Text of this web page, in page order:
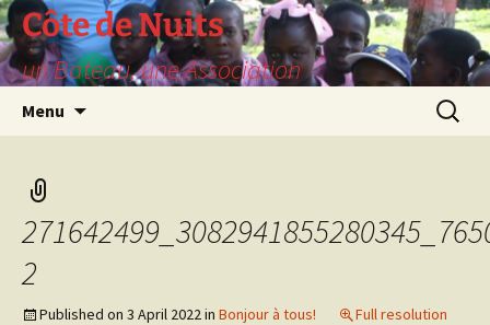
Skip
to
content
Côte de Nuits
un Bateau, une Association
Menu
Search
for:
2
Published on 3 April 2022in Bonjour à tous!
Full resolution